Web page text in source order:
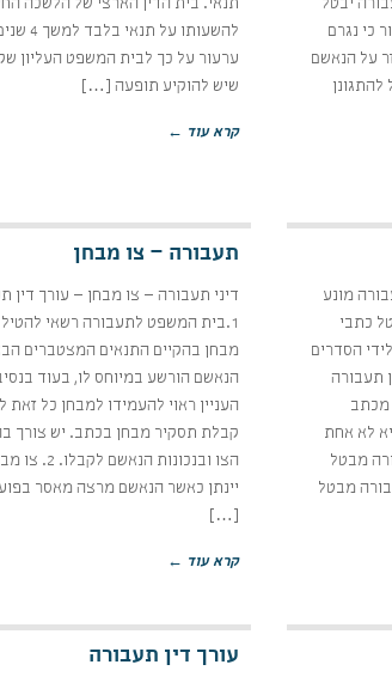
יבטל
כי נגרם
ונגזר על הנאשם
תנאי. בית הדין הארצי של הלשכה
להשעותו על
ערעור על כך לבית המשפט העליון
שיש להוקיע תופעה […]
קרא עוד ←
מונע
כתבי
הסדרים
תעבורה
מכתב
לא אחת
מבטל
מבטל
תעבורה – צו מבחן
דיני תעבורה – צו מבחן – עורך דין
1.בית המשפט לתעבורה רשאי להטיל
מבחן בהקיים התנאים המצטברים
הנאשם הורשע במיוחס לו, בעוד
העניין ראוי להעמידו למבחן כל זאת
קבלת תסקיר מבחן בכתב. יש צורך
הצו ובנכונות הנאשם
יינתן כאשר הנאשם מרצה מאסר
[…]
קרא עוד ←
עורך דין תעבורה